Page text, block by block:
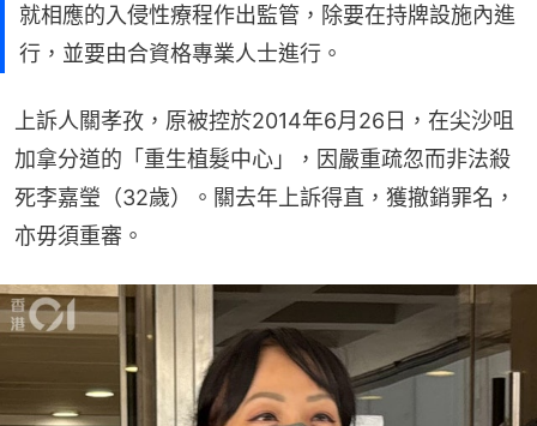
就相應的入侵性療程作出監管，除要在持牌設施內進
行，並要由合資格專業人士進行。
上訴人關孝孜，原被控於2014年6月26日，在尖沙咀
加拿分道的「重生植髮中心」，因嚴重疏忽而非法殺
死李嘉瑩（32歲）。關去年上訴得直，獲撤銷罪名，
亦毋須重審。